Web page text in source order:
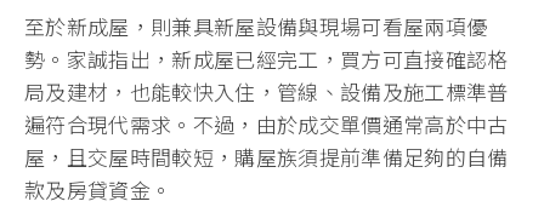
至於新成屋，則兼具新屋設備與現場可看屋兩項優
勢。家誠指出，新成屋已經完工，買方可直接確認格
局及建材，也能較快入住，管線、設備及施工標準普
遍符合現代需求。不過，由於成交單價通常高於中古
屋，且交屋時間較短，購屋族須提前準備足夠的自備
款及房貸資金。